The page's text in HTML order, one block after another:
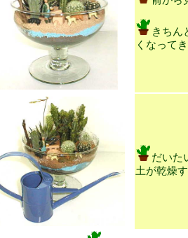
きちん
くなって
だいた
土が乾燥